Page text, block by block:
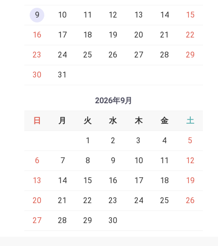
9 10 11 12 13 14 15
16 17 18 19 20 21 22
23 24 25 26 27 28 29
30 31
2026年9月
日 月 火 水 木 金 土
1 2 3 4 5
6 7 8 9 10 11 12
13 14 15 16 17 18 19
20 21 22 23 24 25 26
27 28 29 30